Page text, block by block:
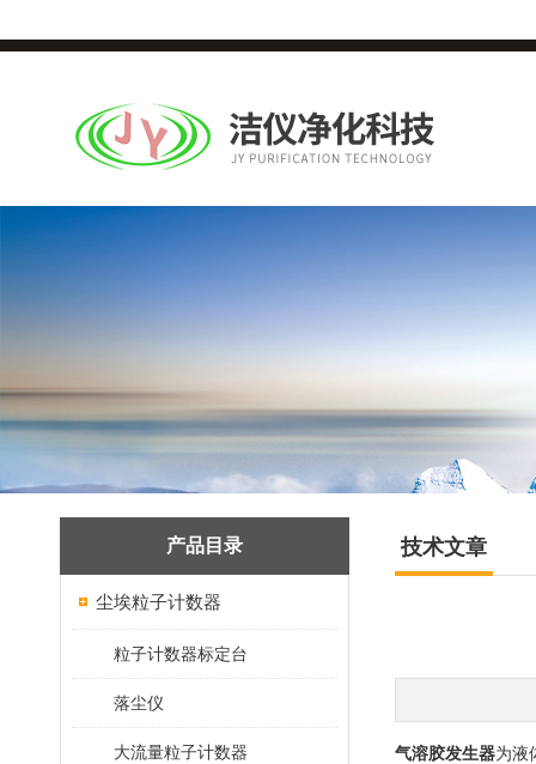
产品目录
尘埃粒子计数器
粒子计数器标定台
落尘仪
大流量粒子计数器
技术文章
气溶胶发生器为液